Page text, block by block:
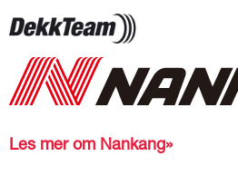
Les mer om Nankang